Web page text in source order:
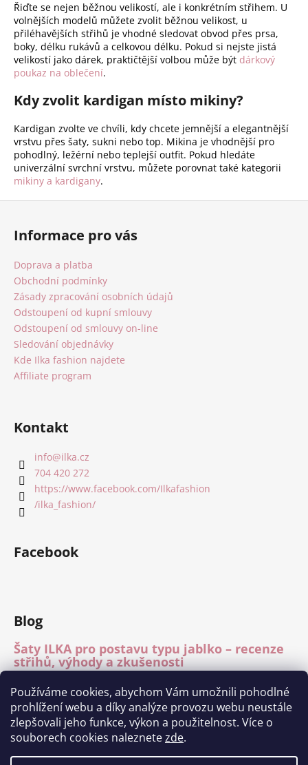
Používáme cookies, abychom Vám umožnili pohodlné
prohlížení webu a díky analýze provozu webu neustále
zlepšovali jeho funkce, výkon a použitelnost. Více o
souborech cookies naleznetezde.
Řiďte se nejen běžnou velikostí, ale i konkrétním střihem. U
volnějších modelů můžete zvolit běžnou velikost, u
přiléhavějších střihů je vhodné sledovat obvod přes prsa,
boky, délku rukávů a celkovou délku. Pokud si nejste jistá
velikostí jako dárek, praktičtější volbou může být dárkový
poukaz na oblečení.
Kdy zvolit kardigan místo mikiny?
Kardigan zvolte ve chvíli, kdy chcete jemnější a elegantnější
vrstvu přes šaty, sukni nebo top. Mikina je vhodnější pro
pohodlný, ležérní nebo teplejší outfit. Pokud hledáte
univerzální svrchní vrstvu, můžete porovnat také kategorii
mikiny a kardigany.
Z
Informace pro vás
Doprava a platba
Obchodní podmínky
Zásady zpracování osobních údajů
Odstoupení od kupní smlouvy
Odstoupení od smlouvy on-line
Sledování objednávky
Kde Ilka fashion najdete
Affiliate program
Kontakt
info@ilka.cz
704 420 272
https://www.facebook.com/Ilkafashion
/ilka_fashion/
Facebook
Blog
Šaty ILKA pro postavu typu jablko – recenze
střihů, výhody a zkušenosti
Mléčné hedvábí – recenze materiálu
15.7.2026
Módní přehlídka Charita Tábor 11.6.2026
1.7.2026